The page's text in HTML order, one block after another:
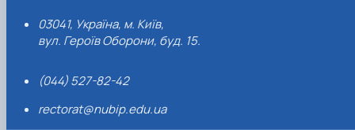
03041, Україна, м. Київ,
вул. Героїв Оборони, буд. 15.
(044) 527-82-42
rectorat@nubip.edu.ua